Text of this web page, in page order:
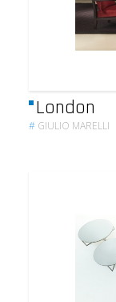
London
# GIULIO MARELLI